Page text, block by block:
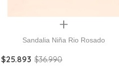
Quickview
Sandalia Niña Rio Rosado
$25.893 $36.990